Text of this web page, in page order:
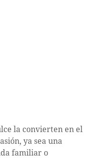
la convierten en el
ya sea una
familiar o